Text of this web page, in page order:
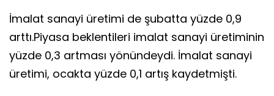
İmalat sanayi üretimi de şubatta yüzde 0,9
arttı.Piyasa beklentileri imalat sanayi üretiminin
yüzde 0,3 artması yönündeydi. İmalat sanayi
üretimi, ocakta yüzde 0,1 artış kaydetmişti.